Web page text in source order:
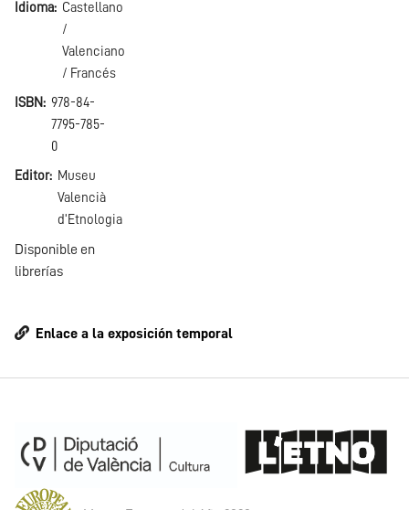
Idioma
Castellano
/
Valenciano
/ Francés
ISBN
978-84-
7795-785-
0
Editor
Museu
Valencià
d'Etnologia
Disponible en
librerías
Enlace a la exposición temporal